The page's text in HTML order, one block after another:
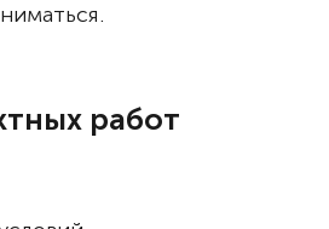
работ